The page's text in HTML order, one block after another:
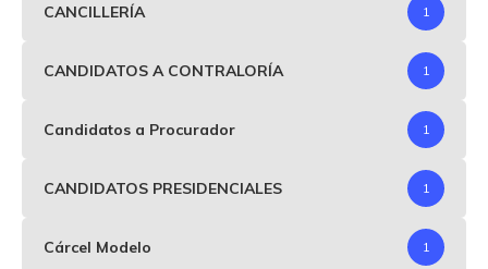
CANCILLERÍA 1
CANDIDATOS A CONTRALORÍA 1
Candidatos a Procurador 1
CANDIDATOS PRESIDENCIALES 1
Cárcel Modelo 1